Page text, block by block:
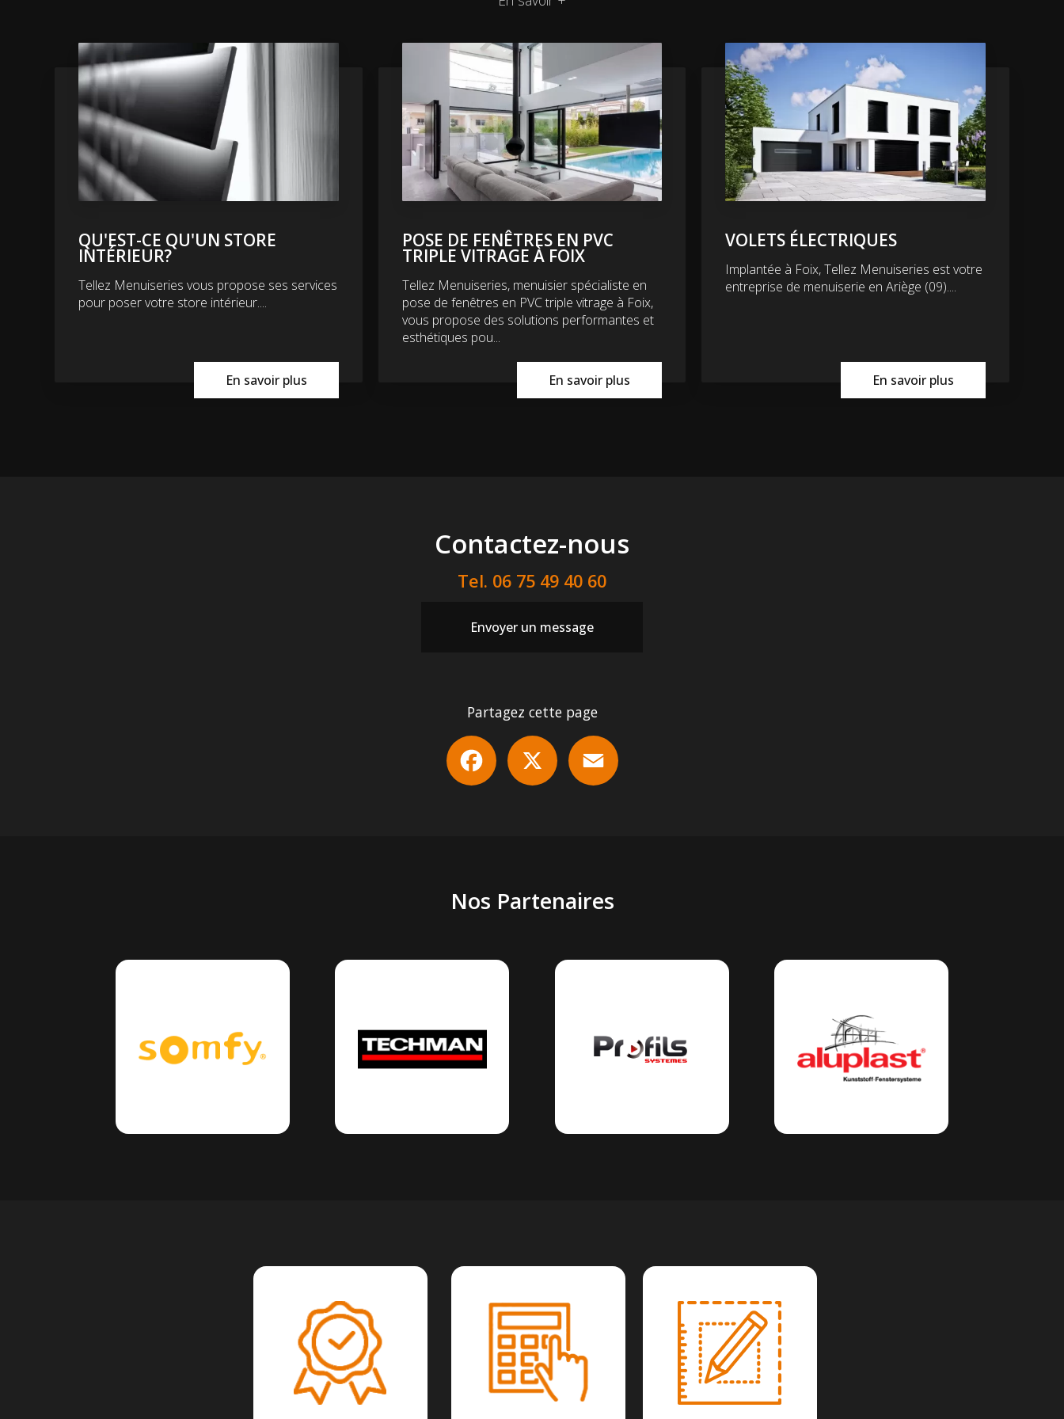
QU'EST-CE QU'UN STORE
INTÉRIEUR?
Tellez Menuiseries vous propose ses services
pour poser votre store intérieur....
En savoir plus
POSE DE FENÊTRES EN PVC
TRIPLE VITRAGE À FOIX
Tellez Menuiseries, menuisier spécialiste en
pose de fenêtres en PVC triple vitrage à Foix,
vous propose des solutions performantes et
esthétiques pou...
En savoir plus
VOLETS ÉLECTRIQUES
Implantée à Foix, Tellez Menuiseries est votre
entreprise de menuiserie en Ariège (09)....
En savoir plus
Contactez-nous
Tel. 06 75 49 40 60
Envoyer un message
Partagez cette page
Facebook
Nos Partenaires